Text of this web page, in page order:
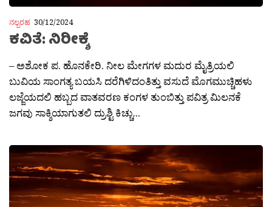
ನಲ್ಬರಹ 30/12/2024
ಕವಿತೆ: ನಿರೀಕ್ಶೆ
– ಅಶೋಕ ಪ. ಹೊನಕೇರಿ. ನೀಲ ಮೇಗಗಳ ಮದುರ ಮೈತ್ರಿಯಲಿ
ಬುವಿಯ ಸಾಂಗತ್ಯ ಬಯಸಿ ದರೆಗಿಳಿದಂತಿತ್ತು ವಸುದೆ ಮೊಗಮುಚ್ಚಿಹಳು
ಲಜ್ಜೆಯದಲಿ ಹಬ್ಬದ ವಾತವರಣ ಕಂಗಳ ತುಂಬಿತ್ತು ಪವಿತ್ರ ಮಿಲನಕೆ
ಜಗವು ಸಾಕ್ಶಿಯಾಗುತಲಿ ದ್ರುಶ್ಟಿ ಕಿಚ್ಚು...